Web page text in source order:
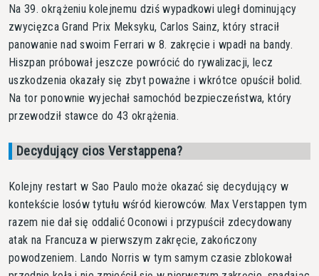
Na 39. okrążeniu kolejnemu dziś wypadkowi uległ dominujący
zwycięzca Grand Prix Meksyku, Carlos Sainz, który stracił
panowanie nad swoim Ferrari w 8. zakręcie i wpadł na bandy.
Hiszpan próbował jeszcze powrócić do rywalizacji, lecz
uszkodzenia okazały się zbyt poważne i wkrótce opuścił bolid.
Na tor ponownie wyjechał samochód bezpieczeństwa, który
przewodził stawce do 43 okrążenia.
Decydujący cios Verstappena?
Kolejny restart w Sao Paulo może okazać się decydujący w
kontekście losów tytułu wśród kierowców. Max Verstappen tym
razem nie dał się oddalić Oconowi i przypuścił zdecydowany
atak na Francuza w pierwszym zakręcie, zakończony
powodzeniem. Lando Norris w tym samym czasie zblokował